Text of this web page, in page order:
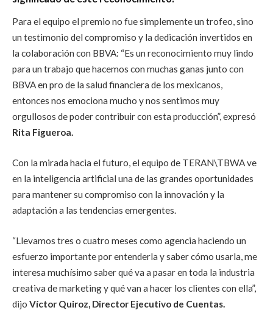
Para el equipo el premio no fue simplemente un trofeo, sino
un testimonio del compromiso y la dedicación invertidos en
la colaboración con BBVA: “Es un reconocimiento muy lindo
para un trabajo que hacemos con muchas ganas junto con
BBVA en pro de la salud financiera de los mexicanos,
entonces nos emociona mucho y nos sentimos muy
orgullosos de poder contribuir con esta producción”, expresó
Rita Figueroa.
Con la mirada hacia el futuro, el equipo de TERAN\TBWA ve
en la inteligencia artificial una de las grandes oportunidades
para mantener su compromiso con la innovación y la
adaptación a las tendencias emergentes.
“Llevamos tres o cuatro meses como agencia haciendo un
esfuerzo importante por entenderla y saber cómo usarla, me
interesa muchísimo saber qué va a pasar en toda la industria
creativa de marketing y qué van a hacer los clientes con ella”,
dijo Víctor Quiroz, Director Ejecutivo de Cuentas.